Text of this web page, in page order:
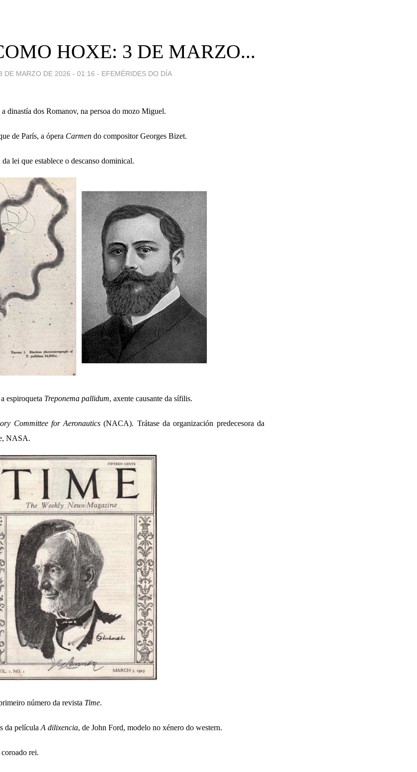
HOXE: 3 DE MARZO...
DE MARZO DE 2026 - 01:16 - EFEMÉRIDES DO DÍA
dinastía dos Romanov, na persoa do mozo Miguel.
de París, a ópera Carmen do compositor Georges Bizet.
lei que establece o descanso dominical.
espiroqueta Treponema pallidum, axente causante da sífilis.
Committee for Aeronautics (NACA). Trátase da organización predecesora da
NASA.
número da revista Time.
da película A dilixencia, de John Ford, modelo no xénero do western.
rei.